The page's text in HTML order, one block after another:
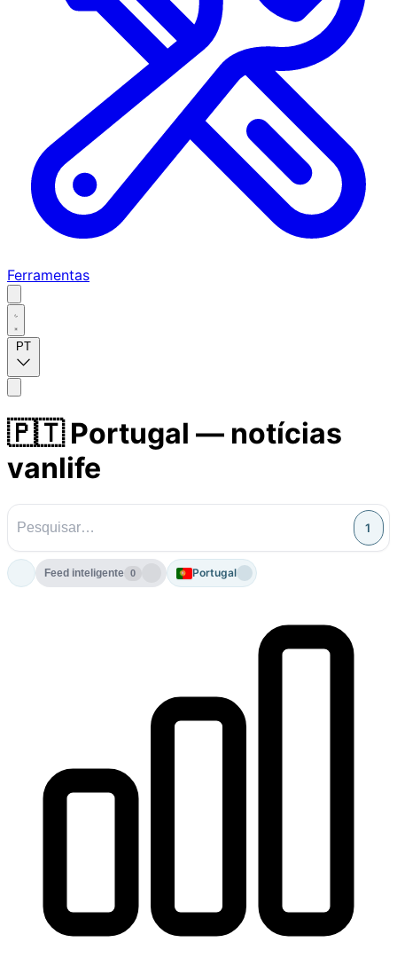
Ferramentas
PT
🇵🇹 Portugal — notícias
vanlife
1
Feed inteligente 0 Portugal